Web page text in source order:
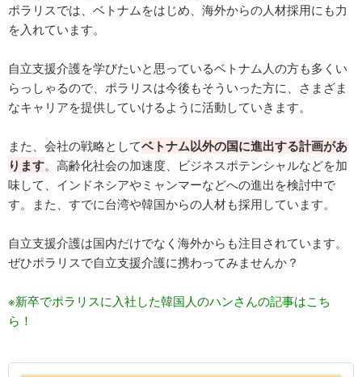
ポラリスでは、ベトナムをはじめ、海外からの人材採用にも力
を入れています。
自立支援介護を学びたいと思っているベトナム人の方も多くい
らっしゃるので、ポラリスは今後もそういった方に、さまざま
なキャリアを提供していけるように活動していきます。
また、会社の戦略としてベトナム以外の国に進出する計画があ
ります。高齢化社会の加速度、ビジネスポテンシャルなどを加
味して、インドネシアやミャンマーなどへの進出を検討中で
す。また、すでに台湾や韓国からの人材も採用しています。
自立支援介護は国内だけでなく海外からも注目されています。
ぜひポラリスで自立支援介護に携わってみませんか？
※新卒でポラリスに入社した韓国人のハンさんの記事はこち
ら！